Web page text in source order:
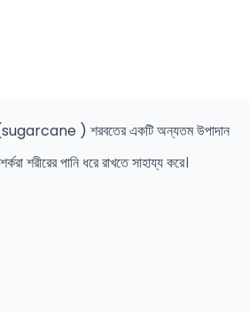
) শরবতের একটি অন্যতম উপাদান
শরীরের পানি ধরে রাখতে সাহায্য করে।